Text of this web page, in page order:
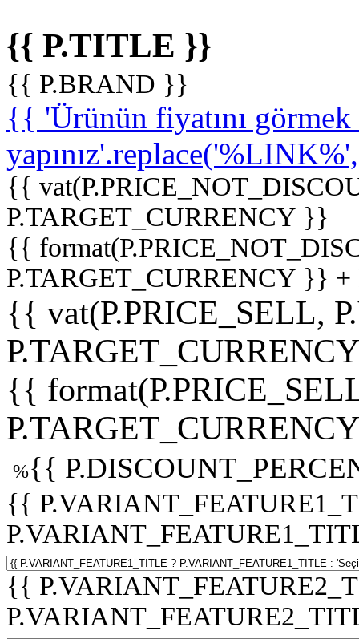
{{ P.TITLE }}
{{ P.BRAND }}
{{ 'Ürünün fiyatını
{{
P.TARGET_CURRENCY }}
{{
P.TARGET_CURRENCY }}
{{ vat(P.PRICE_SELL,
{{
%{{
{{
{{